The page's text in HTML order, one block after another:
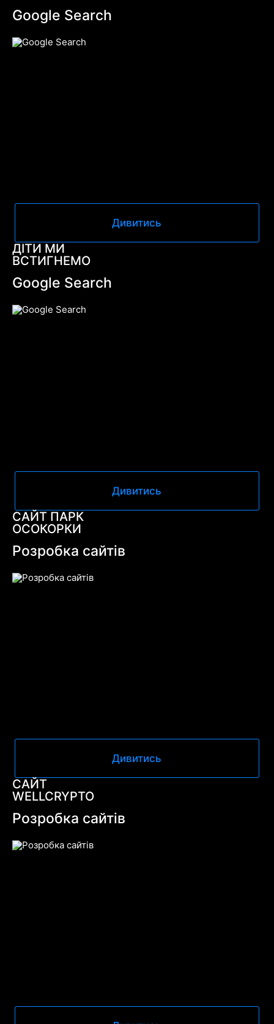
Google Search
Дивитись
ДІТИ МИ
ВСТИГНЕМО
Google Search
Дивитись
САЙТ ПАРК
ОСОКОРКИ
Розробка сайтів
Дивитись
САЙТ
WELLCRYPTO
Розробка сайтів